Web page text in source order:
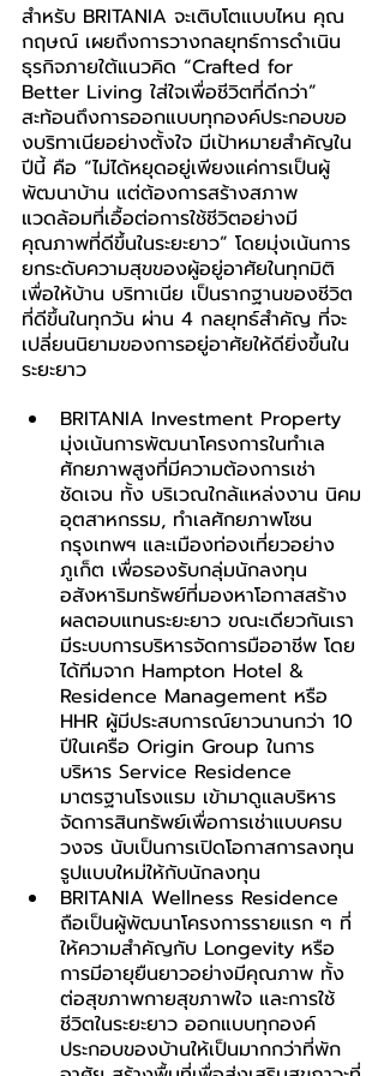
สำหรับ BRITANIA จะเติบโตแบบไหน คุณ
กฤษณ์ เผยถึงการวางกลยุทธ์การดำเนิน
ธุรกิจภายใต้แนวคิด “Crafted for
Better Living ใส่ใจเพื่อชีวิตที่ดีกว่า”
สะท้อนถึงการออกแบบทุกองค์ประกอบขอ
งบริทาเนียอย่างตั้งใจ มีเป้าหมายสำคัญใน
ปีนี้ คือ “ไม่ได้หยุดอยู่เพียงแค่การเป็นผู้
พัฒนาบ้าน แต่ต้องการสร้างสภาพ
แวดล้อมที่เอื้อต่อการใช้ชีวิตอย่างมี
คุณภาพที่ดีขึ้นในระยะยาว” โดยมุ่งเน้นการ
ยกระดับความสุขของผู้อยู่อาศัยในทุกมิติ
เพื่อให้บ้าน บริทาเนีย เป็นรากฐานของชีวิต
ที่ดีขึ้นในทุกวัน ผ่าน 4 กลยุทธ์สำคัญ ที่จะ
เปลี่ยนนิยามของการอยู่อาศัยให้ดียิ่งขึ้นใน
ระยะยาว
BRITANIA Investment Property
มุ่งเน้นการพัฒนาโครงการในทำเล
ศักยภาพสูงที่มีความต้องการเช่า
ชัดเจน ทั้ง บริเวณใกล้แหล่งงาน นิคม
อุตสาหกรรม, ทำเลศักยภาพโซน
กรุงเทพฯ และเมืองท่องเที่ยวอย่าง
ภูเก็ต เพื่อรองรับกลุ่มนักลงทุน
อสังหาริมทรัพย์ที่มองหาโอกาสสร้าง
ผลตอบแทนระยะยาว ขณะเดียวกันเรา
มีระบบการบริหารจัดการมืออาชีพ โดย
ได้ทีมจาก Hampton Hotel &
Residence Management หรือ
HHR ผู้มีประสบการณ์ยาวนานกว่า 10
ปีในเครือ Origin Group ในการ
บริหาร Service Residence
มาตรฐานโรงแรม เข้ามาดูแลบริหาร
จัดการสินทรัพย์เพื่อการเช่าแบบครบ
วงจร นับเป็นการเปิดโอกาสการลงทุน
รูปแบบใหม่ให้กับนักลงทุน
BRITANIA Wellness Residence
ถือเป็นผู้พัฒนาโครงการรายแรก ๆ ที่
ให้ความสำคัญกับ Longevity หรือ
การมีอายุยืนยาวอย่างมีคุณภาพ ทั้ง
ต่อสุขภาพกายสุขภาพใจ และการใช้
ชีวิตในระยะยาว ออกแบบทุกองค์
ประกอบของบ้านให้เป็นมากกว่าที่พัก